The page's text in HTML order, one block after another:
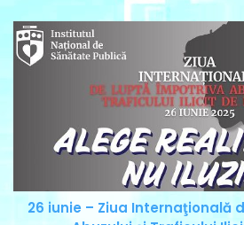
26 iunie – Ziua Internaţională